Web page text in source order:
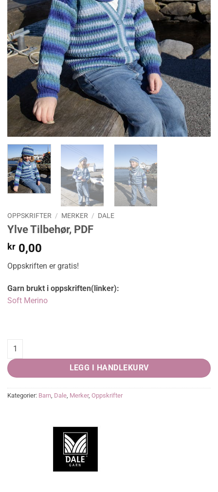
OPPSKRIFTER / MERKER / DALE
Ylve Tilbehør, PDF
kr 0,00
Oppskriften er gratis!
Garn brukt i oppskriften(linker):
Soft Merino
Ylve Tilbehør, PDF quantity
LEGG I HANDLEKURV
Kategorier: Barn Dale Merker, Oppskrifter